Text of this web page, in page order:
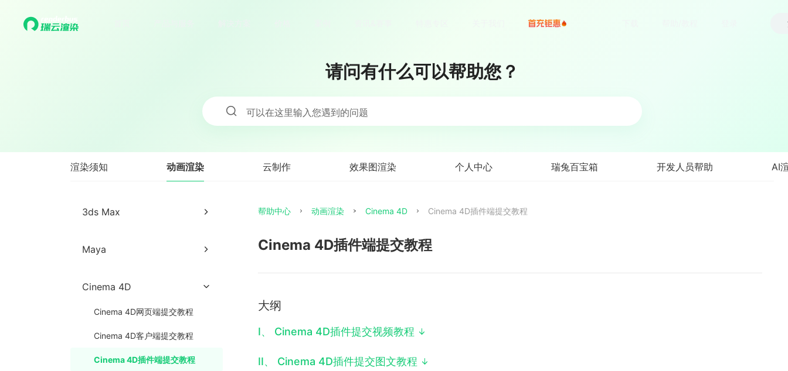
请问有什么可以帮助您？
可以在这里输入您遇到的问题
渲染须知 动画渲染 云制作 效果图渲染 个人中心 瑞兔百宝箱 开发人员帮助 AI
3ds Max
3ds Max插件端提交教程
3ds Max常见出图异常与解决方
法
Maya
Cinema 4D
Cinema 4D网页端提交教程
Cinema 4D客户端提交教程
Cinema 4D插件端提交教程
帮助中心 动画渲染 Cinema 4D Cinema 4D插件端提交教程
Cinema 4D插件端提交教程
大纲
I、 Cinema 4D插件提交视频教程
II、 Cinema 4D插件提交图文教程